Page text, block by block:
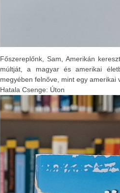
Főszereplőnk, Sam, Amerikán
múltját, a magyar és amerikai
megyében felnőve, mint egy amerikai
Hatala Csenge: Úton